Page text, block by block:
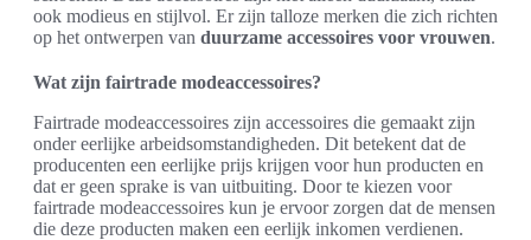
ook modieus en stijlvol. Er zijn talloze merken die zich richten
op het ontwerpen van duurzame accessoires voor vrouwen.
Wat zijn fairtrade modeaccessoires?
Fairtrade modeaccessoires zijn accessoires die gemaakt zijn
onder eerlijke arbeidsomstandigheden. Dit betekent dat de
producenten een eerlijke prijs krijgen voor hun producten en
dat er geen sprake is van uitbuiting. Door te kiezen voor
fairtrade modeaccessoires kun je ervoor zorgen dat de mensen
die deze producten maken een eerlijk inkomen verdienen.